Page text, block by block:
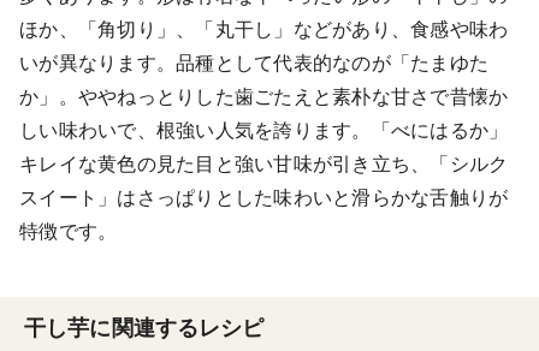
ほか、「角切り」、「丸干し」などがあり、食感や味わ
いが異なります。品種として代表的なのが「たまゆた
か」。ややねっとりした歯ごたえと素朴な甘さで昔懐か
しい味わいで、根強い人気を誇ります。「べにはるか」
キレイな黄色の見た目と強い甘味が引き立ち、「シルク
スイート」はさっぱりとした味わいと滑らかな舌触りが
特徴です。
干し芋に関連するレシピ